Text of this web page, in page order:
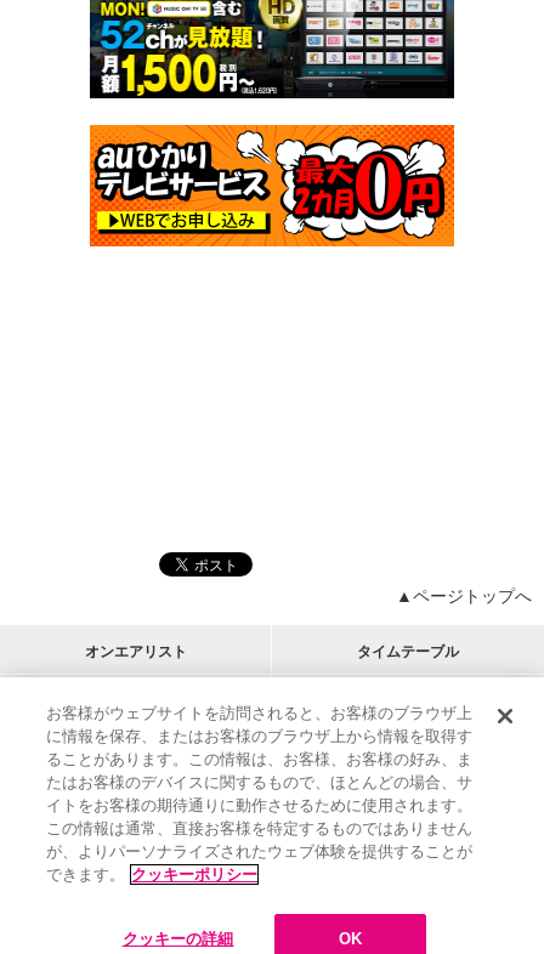
▲ページトップへ
オンエアリスト タイムテーブル
プログラムリスト チャート
アーティストリスト
M-ON!
RECOMMEND
リクエスト
インフォメーション | プレゼント&ご招待
MUSIC ON! TV（エムオン!）とは？ | サポート
サイト案内
| エムオン!友の会 | クッキーの詳細
お客様がウェブサイトを訪問されると、お客様のブラウザ上
に情報を保存、またはお客様のブラウザ上から情報を取得す
ることがあります。この情報は、お客様、お客様の好み、ま
たはお客様のデバイスに関するもので、ほとんどの場合、サ
イトをお客様の期待通りに動作させるために使用されます。
この情報は通常、直接お客様を特定するものではありません
が、よりパーソナライズされたウェブ体験を提供することが
できます。
クッキーポリシー
クッキーの詳細 OK